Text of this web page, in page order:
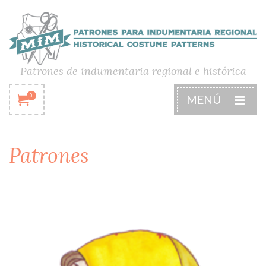
Patrones de indumentaria regional e histórica
0 MENÚ
Patrones